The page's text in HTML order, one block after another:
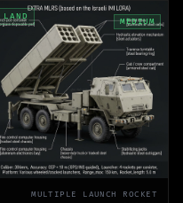
LAND
MEDIUM
MULTIPLE LAUNCH ROCKET